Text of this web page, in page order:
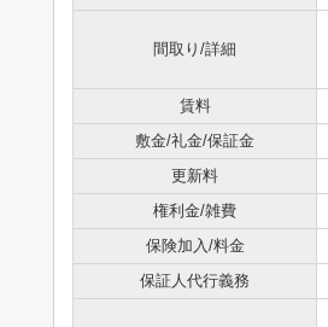
間取り/詳細
賃料
敷金/礼金/保証金
更新料
権利金/雑費
保険加入/料金
保証人代行義務